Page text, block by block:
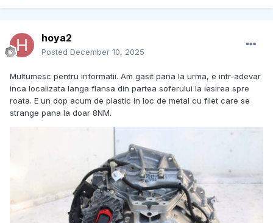
hoya2
Posted December 10, 2025
Multumesc pentru informatii. Am gasit pana la urma, e intr-adevar
inca localizata langa flansa din partea soferului la iesirea spre
roata. E un dop acum de plastic in loc de metal cu filet care se
strange pana la doar 8NM.